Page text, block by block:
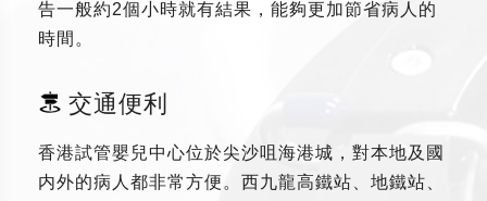
告一般約2個小時就有結果，能夠更加節省病人的
時間。
交通便利
香港試管嬰兒中心位於尖沙咀海港城，對本地及國
内外的病人都非常方便。西九龍高鐵站、地鐵站、